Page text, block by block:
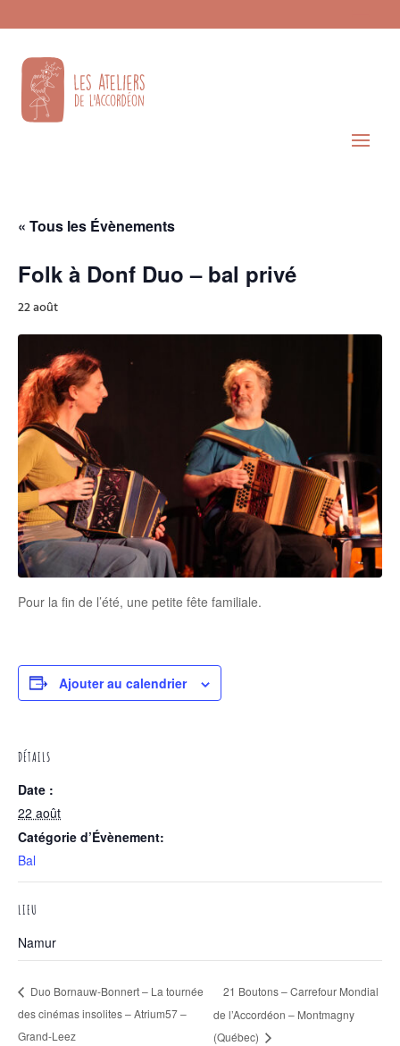
« Tous les Évènements
Folk à Donf Duo – bal privé
22 août
Pour la fin de l’été, une petite fête familiale.
Ajouter au calendrier
DÉTAILS
Date :
22 août
Catégorie d’Évènement:
Bal
LIEU
Namur
Duo Bornauw-Bonnert – La tournée
des cinémas insolites – Atrium57 –
Grand-Leez
21 Boutons – Carrefour Mondial
de l’Accordéon – Montmagny
(Québec)